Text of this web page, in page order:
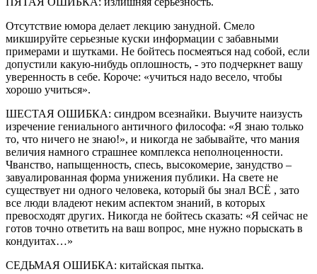
Отсутствие юмора делает лекцию занудной. Смело
микшируйте серьезные куски информации с забавными
примерами и шутками. Не бойтесь посмеяться над собой, если
допустили какую-нибудь оплошность, - это подчеркнет вашу
уверенность в себе. Короче: «учиться надо весело, чтобы
хорошо учиться».
ШЕСТАЯ ОШИБКА: синдром всезнайки. Выучите наизусть
изречение гениального античного философа: «Я знаю только
то, что ничего не знаю!», и никогда не забывайте, что мания
величия намного страшнее комплекса неполноценности.
Чванство, напыщенность, спесь, высокомерие, занудство –
завуалированная форма унижения публики. На свете не
существует ни одного человека, который бы знал ВСЁ , зато
все люди владеют неким аспектом знаний, в которых
превосходят других. Никогда не бойтесь сказать: «Я сейчас не
готов точно ответить на ваш вопрос, мне нужно порыскать в
кондуитах…»
СЕДЬМАЯ ОШИБКА: китайская пытка.